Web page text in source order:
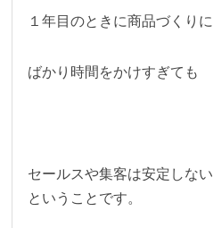
１年目のときに商品づくりに
ばかり時間をかけすぎても
セールスや集客は安定しない
ということです。